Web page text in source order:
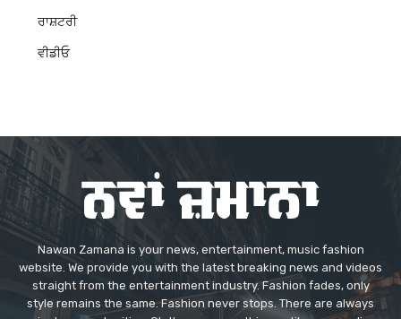
ਰਾਸ਼ਟਰੀ
ਵੀਡੀਓ
Nawan Zamana is your news, entertainment, music fashion
website. We provide you with the latest breaking news and videos
straight from the entertainment industry. Fashion fades, only
style remains the same. Fashion never stops. There are always